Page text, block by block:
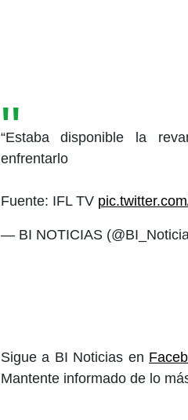
“Estaba disponible la
enfrentarlo
Fuente: IFL TV
— BI NOTICIAS
Sigue a BI Noticias en
Mantente informado de lo